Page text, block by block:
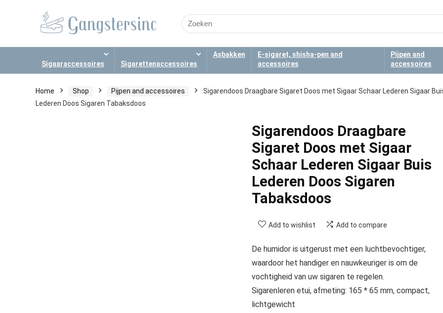
Search
for:
Sigaaraccessoires Sigarettenaccessoires
Asbakken
E-sigaret, shisha-pen and
accessoires
Pijpen and
accessoires
Home Shop Pijpen and accessoires
Sigarendoos Draagbare Sigaret Doos met Sigaar Schaar Lederen Sigaar
Lederen Doos Sigaren Tabaksdoos
Sigarendoos Draagbare
Sigaret Doos met Sigaar
Schaar Lederen Sigaar Buis
Lederen Doos Sigaren
Tabaksdoos
Add to wishlist Add to compare
De humidor is uitgerust met een luchtbevochtiger,
waardoor het handiger en nauwkeuriger is om de
vochtigheid van uw sigaren te regelen.
Sigarenleren etui, afmeting: 165 * 65 mm, compact,
lichtgewicht